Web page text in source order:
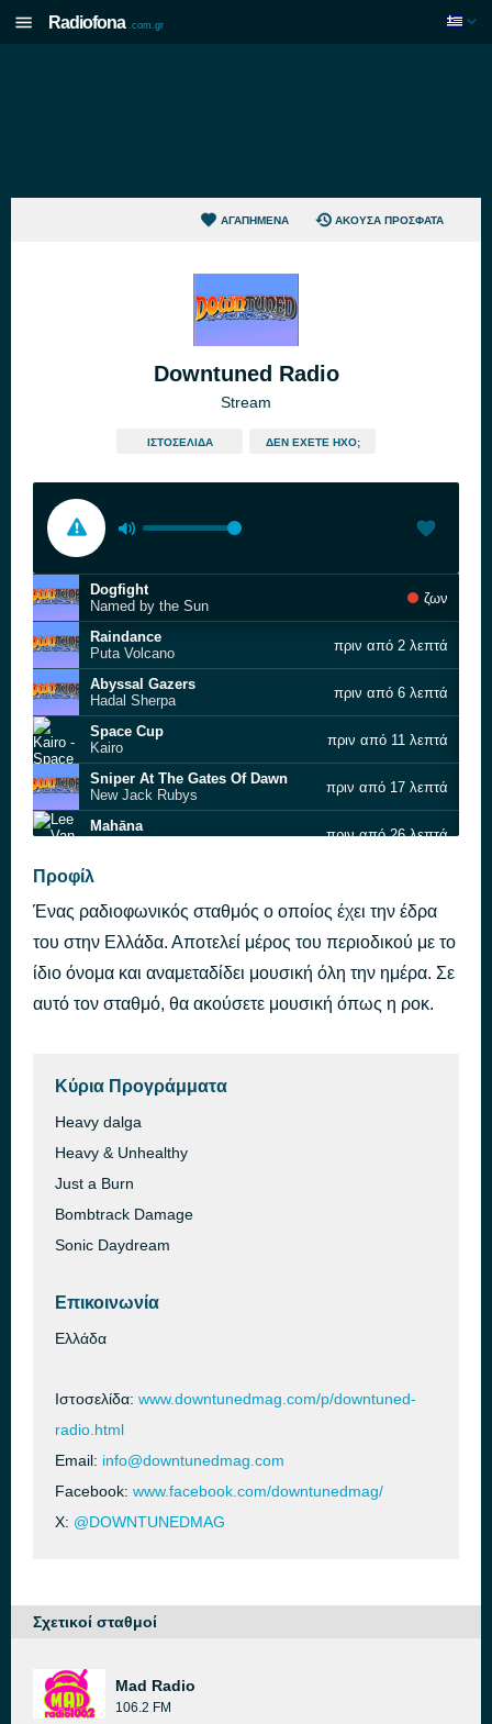
Radiofona .com.gr
ΑΓΑΠΗΜΈΝΑ ΆΚΟΥΣΑ ΠΡΌΣΦΑΤΑ
Downtuned Radio
Stream
ΙΣΤΟΣΕΛΊΔΑ ΔΕΝ ΈΧΕΤΕ ΉΧΟ;
Dogfight
Named by the Sun
ζων
Raindance
Puta Volcano
πριν από 2 λεπτά
Abyssal Gazers
Hadal Sherpa
πριν από 6 λεπτά
Space Cup
Kairo
πριν από 11 λεπτά
Sniper At The Gates Of Dawn
New Jack Rubys
πριν από 17 λεπτά
Mahāna
πριν από 26 λεπτά
Fou
How's Your Low When You're Low Alone
The Lucid Dream
Into the Black
Samsara Blues Experiment
πριν από 40 λεπτά
Red Light Women
Προφίλ
Ένας ραδιοφωνικός σταθμός ο οποίος έχει την έδρα
του στην Ελλάδα. Αποτελεί μέρος του περιοδικού με το
ίδιο όνομα και αναμεταδίδει μουσική όλη την ημέρα. Σε
αυτό τον σταθμό, θα ακούσετε μουσική όπως η ροκ.
Κύρια Προγράμματα
Heavy dalga
Heavy & Unhealthy
Just a Burn
Bombtrack Damage
Sonic Daydream
Επικοινωνία
Ελλάδα
Ιστοσελίδα: www.downtunedmag.com/p/downtuned-
radio.html
Email: info@downtunedmag.com
Facebook: www.facebook.com/downtunedmag/
X: @DOWNTUNEDMAG
Σχετικοί σταθμοί
Mad Radio
106.2 FM